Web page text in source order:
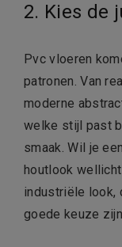
2. Kies de
Pvc vloeren
patronen. Van
moderne
welke stijl past
smaak. Wil je
houtlook
industriële look,
goede keuze